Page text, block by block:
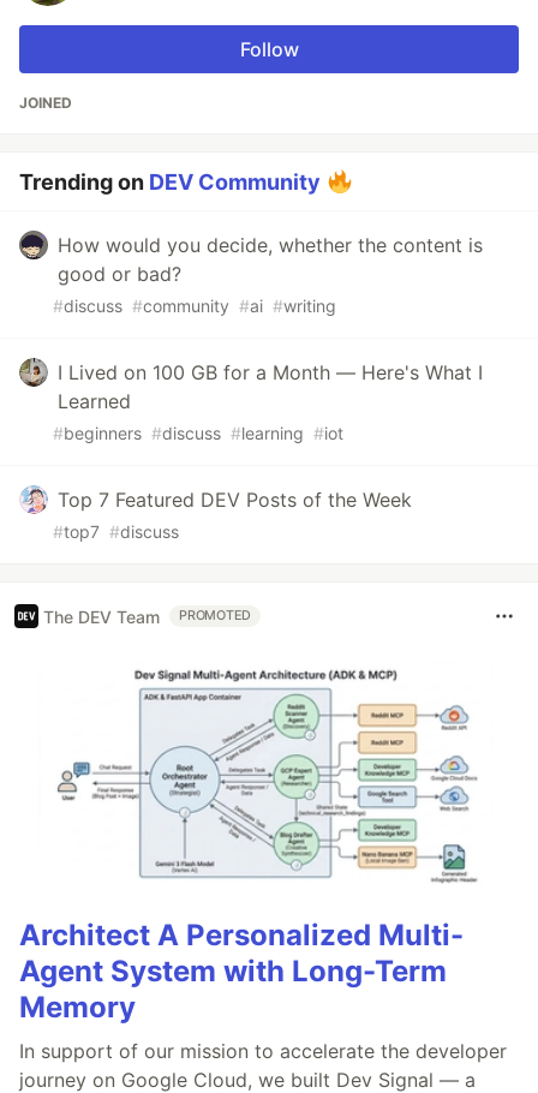
Follow
JOINED
Trending on DEV Community
How would you decide, whether the content is
good or bad?
#discuss #community #ai #writing
I Lived on 100 GB for a Month — Here's What I
Learned
#beginners #discuss #learning #iot
Top 7 Featured DEV Posts of the Week
#top7 #discuss
The DEV Team PROMOTED
Architect A Personalized Multi-
Agent System with Long-Term
Memory
In support of our mission to accelerate the developer
journey on Google Cloud, we built Dev Signal — a